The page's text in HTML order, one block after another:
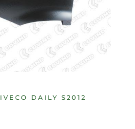
IVECO DAILY S2012